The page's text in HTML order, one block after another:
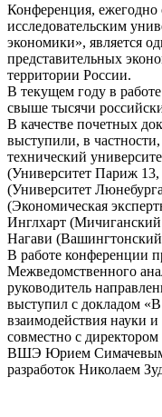
Конференция,
исследовательским
экономики», является
представительных
территории России.
В текущем году в
свыше тысячи
В качестве почетных
выступили, в
технический
(Университет Париж
(Университет
(Экономическая
Инглхарт
Нагави
В работе конференции
Межведомственного
руководитель
выступил с докладом
взаимодействия науки
совместно с
ВШЭ Юрием Симачевым
разработок Николаем